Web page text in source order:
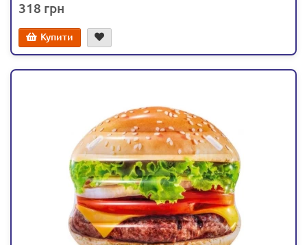
318
Купити